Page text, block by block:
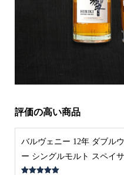
評価の高い商品
バルヴェニー 12年 ダブル
ー シングルモルト スペイ